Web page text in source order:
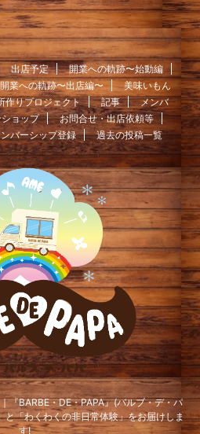
出店予定
開業への軌跡〜始動編
開業への軌跡〜出店編〜
美味いもん
作りプロジェクト 記事
メンバ
ョップ
お問合せ・出店依頼等
バーシップ登録 過去の投稿一覧
『BARBE・DE・PAPA』(バルブ・デ・パ
と「わくわくの非日常体験」をお届けしま
す!